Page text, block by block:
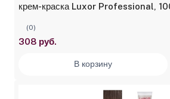
крем-краска Luxor Professional,
(0)
308 руб.
В корзину